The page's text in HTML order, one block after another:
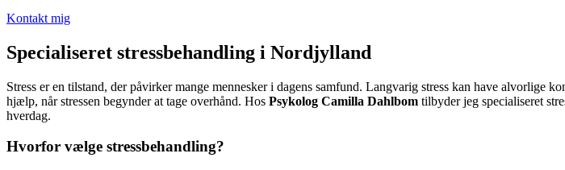
Kontakt mig
Specialiseret stressbehandling i Nordjylland
Stress er en tilstand, der påvirker mange mennesker i dagens samfund. Langvarig stress kan have alvorlige
hjælp, når stressen begynder at tage overhånd. Hos Psykolog Camilla Dahlbom tilbyder jeg specialiseret
hverdag.
Hvorfor vælge stressbehandling?